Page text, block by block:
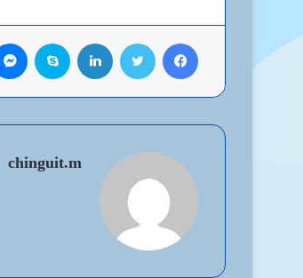
فيسبوك تويتر لينكدإن سكايب
chinguit.m